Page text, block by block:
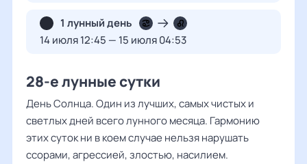
1 лунный день
14 июля 12:45 — 15 июля 04:53
28-е лунные сутки
День Солнца. Один из лучших, самых чистых и
светлых дней всего лунного месяца. Гармонию
этих суток ни в коем случае нельзя нарушать
ссорами, агрессией, злостью, насилием.